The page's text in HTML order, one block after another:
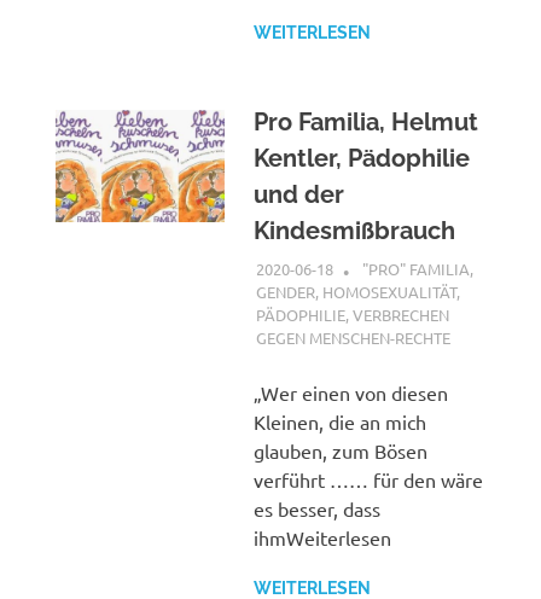
WEITERLESEN
Pro Familia, Helmut
Kentler, Pädophilie
und der
Kindesmißbrauch
2020-06-18 XX
"PRO" FAMILIA,
GENDER, HOMOSEXUALITÄT,
PÄDOPHILIE,VERBRECHEN
GEGEN MENSCHEN-RECHTE
„Wer einen von diesen
Kleinen, die an mich
glauben, zum Bösen
verführt …… für den wäre
es besser, dass
ihmWeiterlesen
WEITERLESEN